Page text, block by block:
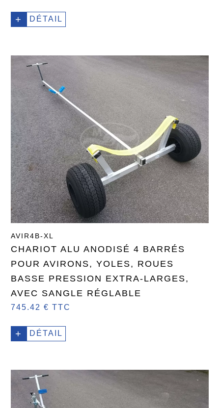
+ DÉTAIL
AVIR4B-XL
CHARIOT ALU ANODISÉ 4 BARRÉS
POUR AVIRONS, YOLES, ROUES
BASSE PRESSION EXTRA-LARGES,
AVEC SANGLE RÉGLABLE
745.42 € TTC
+ DÉTAIL